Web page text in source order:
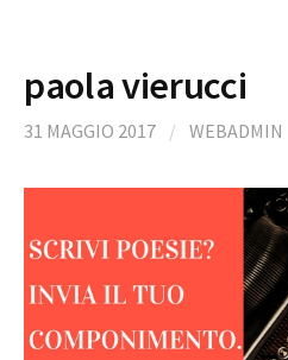
paola vierucci
31 MAGGIO 2017 / WEBADMIN